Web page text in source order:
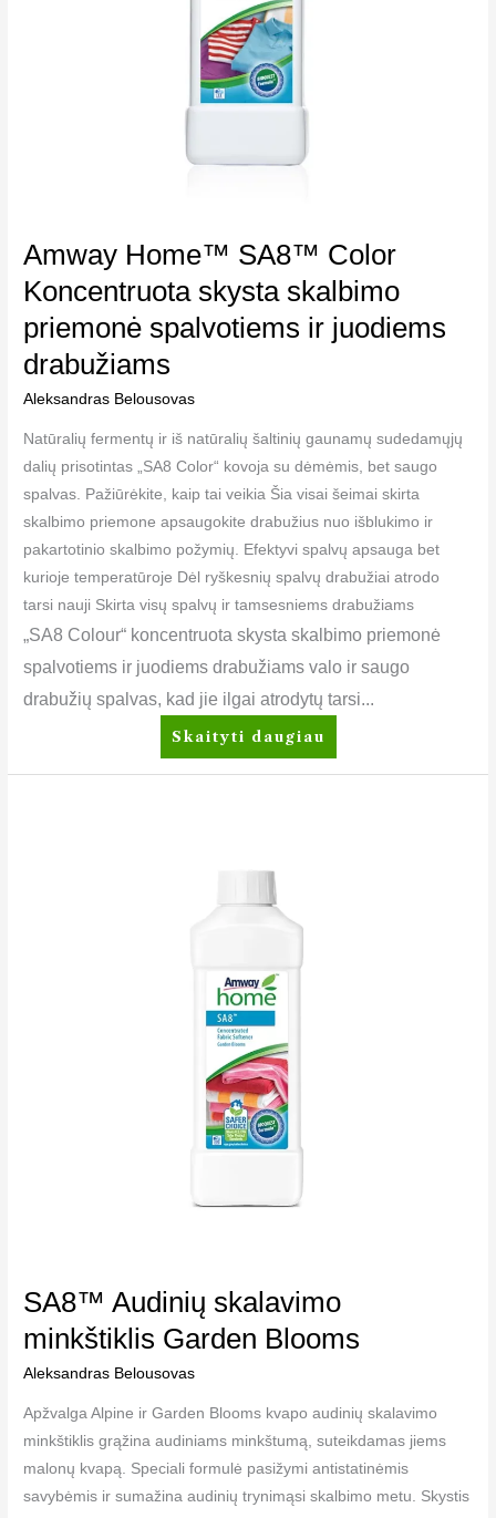
Amway Home™ SA8™ Color
Koncentruota skysta skalbimo
priemonė spalvotiems ir juodiems
drabužiams
Aleksandras Belousovas
Natūralių fermentų ir iš natūralių šaltinių gaunamų sudedamųjų
dalių prisotintas „SA8 Color“ kovoja su dėmėmis, bet saugo
spalvas. Pažiūrėkite, kaip tai veikia Šia visai šeimai skirta
skalbimo priemone apsaugokite drabužius nuo išblukimo ir
pakartotinio skalbimo požymių. Efektyvi spalvų apsauga bet
kurioje temperatūroje Dėl ryškesnių spalvų drabužiai atrodo
tarsi nauji Skirta visų spalvų ir tamsesniems drabužiams
„SA8 Colour“ koncentruota skysta skalbimo priemonė
spalvotiems ir juodiems drabužiams valo ir saugo
drabužių spalvas, kad jie ilgai atrodytų tarsi...
juodiems
drabužiams
Skaityti daugiau
SA8™ Audinių skalavimo
minkštiklis Garden Blooms
Aleksandras Belousovas
Apžvalga Alpine ir Garden Blooms kvapo audinių skalavimo
minkštiklis grąžina audiniams minkštumą, suteikdamas jiems
malonų kvapą. Speciali formulė pasižymi antistatinėmis
savybėmis ir sumažina audinių trynimąsi skalbimo metu. Skystis
skalavimo
minkštiklis